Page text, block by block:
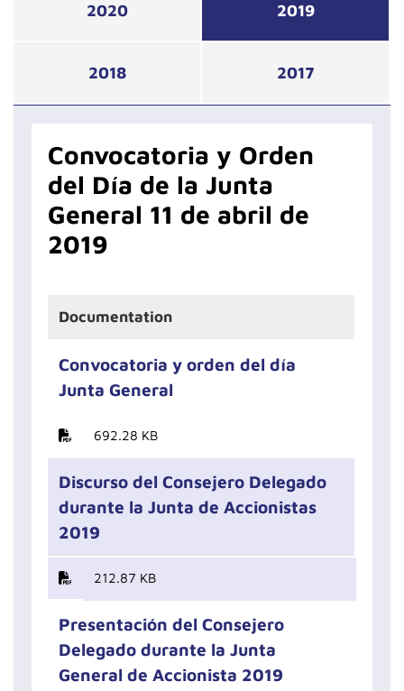
2020 2019
2018 2017
Convocatoria y Orden
del Día de la Junta
General 11 de abril de
2019
Documentation
Convocatoria y orden del día
Junta General
692.28 KB
Discurso del Consejero Delegado
durante la Junta de Accionistas
2019
212.87 KB
Presentación del Consejero
Delegado durante la Junta
General de Accionista 2019